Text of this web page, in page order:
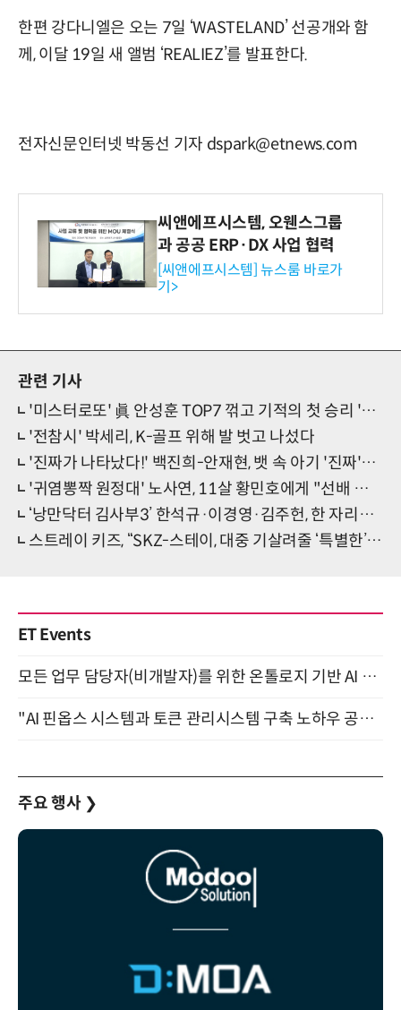
한편 강다니엘은 오는 7일 ‘WASTELAND’ 선공개와 함
께, 이달 19일 새 앨범 ‘REALIEZ’를 발표한다.
전자신문인터넷 박동선 기자 dspark@etnews.com
씨앤에프시스템, 오웬스그룹
과 공공 ERP·DX 사업 협력
[씨앤에프시스템] 뉴스룸 바로가
기>
관련 기사
'미스터로또' 眞 안성훈 TOP7 꺾고 기적의 첫 승리 '새 역사 썼다'
'전참시' 박세리, K-골프 위해 발 벗고 나섰다
'진짜가 나타났다!' 백진희-안재현, 뱃 속 아기 '진짜'를 둘러싼 갈등 셋
'귀염뽕짝 원정대' 노사연, 11살 황민호에게 "선배 말고 누나라 불러줘"
‘낭만닥터 김사부3’ 한석규·이경영·김주헌, 한 자리에 모인 이유는?
스트레이 키즈, “SKZ-스테이, 대중 기살려줄 ‘특별한’ 파이브스타” (컴백소감)
ET Events
모든 업무 담당자(비개발자)를 위한 온톨로지 기반 AI 지식체계 설계 1-day 워크숍 8월 20일 개최
"AI 핀옵스 시스템과 토큰 관리시스템 구축 노하우 공개" 잠실 한국광고문화회관 2층 대회의실 (8/21)
주요 행사 ❯